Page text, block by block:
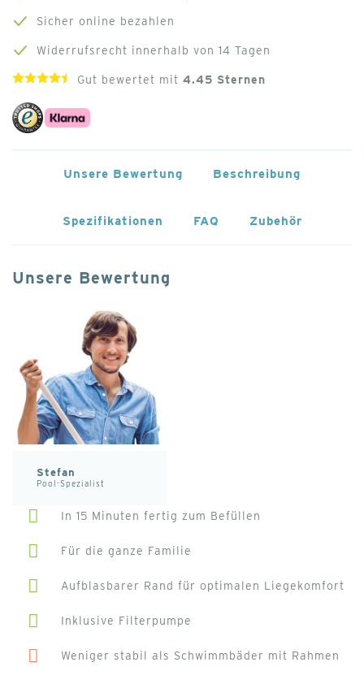
Sicher online bezahlen
Widerrufsrecht innerhalb von 14 Tagen
Gut bewertet mit 4.45 Sternen
Unsere Bewertung Beschreibung
Spezifikationen FAQ Zubehör
Unsere Bewertung
Stefan
Pool-Spezialist
In 15 Minuten fertig zum Befüllen
Für die ganze Familie
Aufblasbarer Rand für optimalen Liegekomfort
Inklusive Filterpumpe
Weniger stabil als Schwimmbäder mit Rahmen